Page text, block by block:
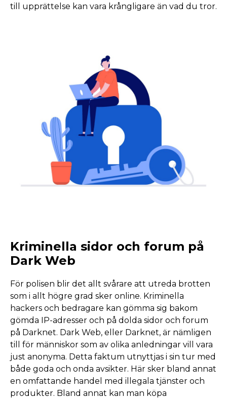
till upprättelse kan vara krångligare än vad du tror.
Kriminella sidor och forum på
Dark Web
För polisen blir det allt svårare att utreda brotten
som i allt högre grad sker online. Kriminella
hackers och bedragare kan gömma sig bakom
gömda IP-adresser och på dolda sidor och forum
på Darknet. Dark Web, eller Darknet, är nämligen
till för människor som av olika anledningar vill vara
just anonyma. Detta faktum utnyttjas i sin tur med
både goda och onda avsikter. Här sker bland annat
en omfattande handel med illegala tjänster och
produkter. Bland annat kan man köpa